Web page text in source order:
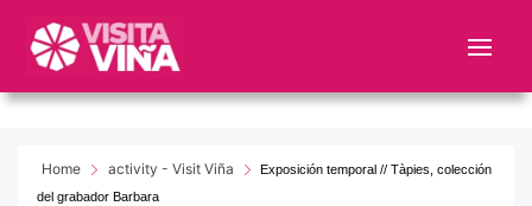
este
web
sistemaHome activity - Visit Viña
Exposición temporal // Tàpies, colección
del grabador Barbara